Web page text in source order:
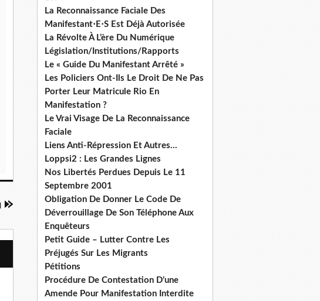
La Reconnaissance Faciale Des
Manifestant⋅E⋅S Est Déjà Autorisée
La Révolte À L’ère Du Numérique
Législation/Institutions/Rapports
Le « Guide Du Manifestant Arrêté »
Les Policiers Ont-Ils Le Droit De Ne Pas
Porter Leur Matricule Rio En
Manifestation ?
Le Vrai Visage De La Reconnaissance
Faciale
Liens Anti-Répression Et Autres...
Loppsi2 : Les Grandes Lignes
Nos Libertés Perdues Depuis Le 11
Septembre 2001
Obligation De Donner Le Code De
Déverrouillage De Son Téléphone Aux
Enquêteurs
Petit Guide – Lutter Contre Les
Préjugés Sur Les Migrants
Pétitions
Procédure De Contestation D’une
Amende Pour Manifestation Interdite